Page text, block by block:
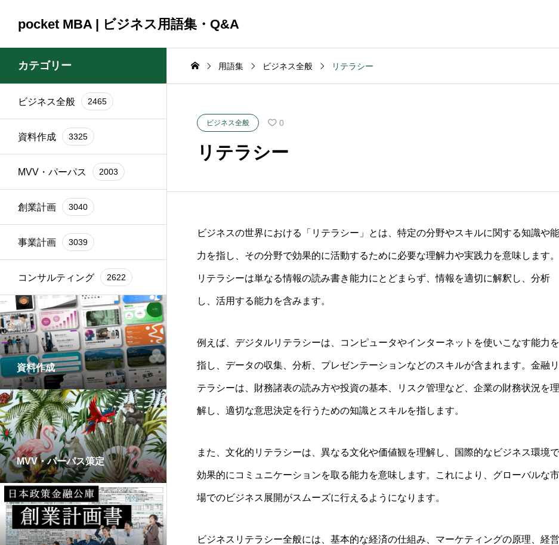
pocket MBA | ビジネス用語集・Q&A
資料作成
ン
2025.09.23
ブランド再構築の際に
関係者を巻き込むコツ
は？
2025.09.23
間はどれくらいです
カテゴリー
ビジネス全般 2465
資料作成 3325
MVV・パーパス 2003
創業計画 3040
事業計画 3039
コンサルティング 2622
資料作成
MVV・パーパス策定
用語集 ビジネス全般 リテラシー
ビジネス全般 0
リテラシー
ビジネスの世界における「リテラシー」とは、特定の分野やスキルに関する知識や能
力を指し、その分野で効果的に活動するために必要な理解力や実践力を意味します。
リテラシーは単なる情報の読み書き能力にとどまらず、情報を適切に解釈し、分析
し、活用する能力を含みます。
例えば、デジタルリテラシーは、コンピュータやインターネットを使いこなす能力を
指し、データの収集、分析、プレゼンテーションなどのスキルが含まれます。金融リ
テラシーは、財務諸表の読み方や投資の基本、リスク管理など、企業の財務状況を理
解し、適切な意思決定を行うための知識とスキルを指します。
また、文化的リテラシーは、異なる文化や価値観を理解し、国際的なビジネス環境で
効果的にコミュニケーションを取る能力を意味します。これにより、グローバルな市
場でのビジネス展開がスムーズに行えるようになります。
ビジネスリテラシー全般には、基本的な経済の仕組み、マーケティングの原理、経営